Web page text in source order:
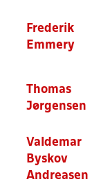
Frederik
Emmery
Thomas
Jørgensen
Valdemar
Byskov
Andreasen